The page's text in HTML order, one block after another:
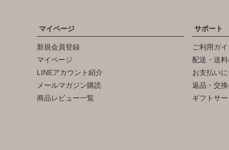
マイページ
新規会員登録
マイページ
LINEアカウント紹介
メールマガジン購読
商品レビュー一覧
サポート
ご利用ガイ
配送・送
お支払い
返品・交
ギフトサ